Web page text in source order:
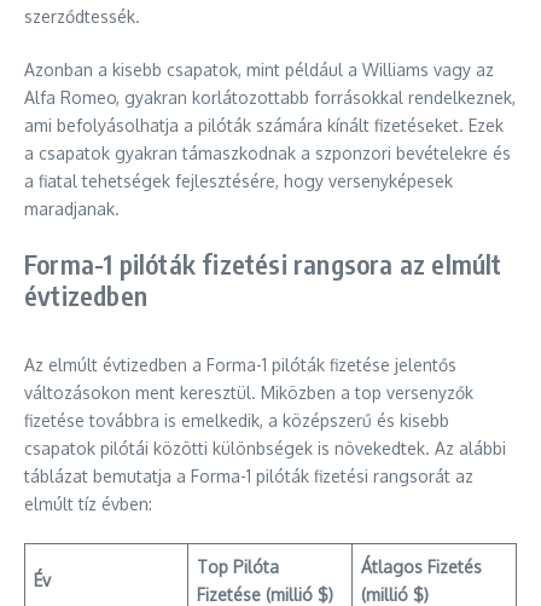
szerződtessék.
Azonban a kisebb csapatok, mint például a Williams vagy az
Alfa Romeo, gyakran korlátozottabb forrásokkal rendelkeznek,
ami befolyásolhatja a pilóták számára kínált fizetéseket. Ezek
a csapatok gyakran támaszkodnak a szponzori bevételekre és
a fiatal tehetségek fejlesztésére, hogy versenyképesek
maradjanak.
Forma-1 pilóták fizetési rangsora az elmúlt
évtizedben
Az elmúlt évtizedben a Forma-1 pilóták fizetése jelentős
változásokon ment keresztül. Miközben a top versenyzők
fizetése továbbra is emelkedik, a középszerű és kisebb
csapatok pilótái közötti különbségek is növekedtek. Az alábbi
táblázat bemutatja a Forma-1 pilóták fizetési rangsorát az
elmúlt tíz évben:
Év
Top Pilóta
Fizetése (millió $)
Átlagos Fizetés
(millió $)